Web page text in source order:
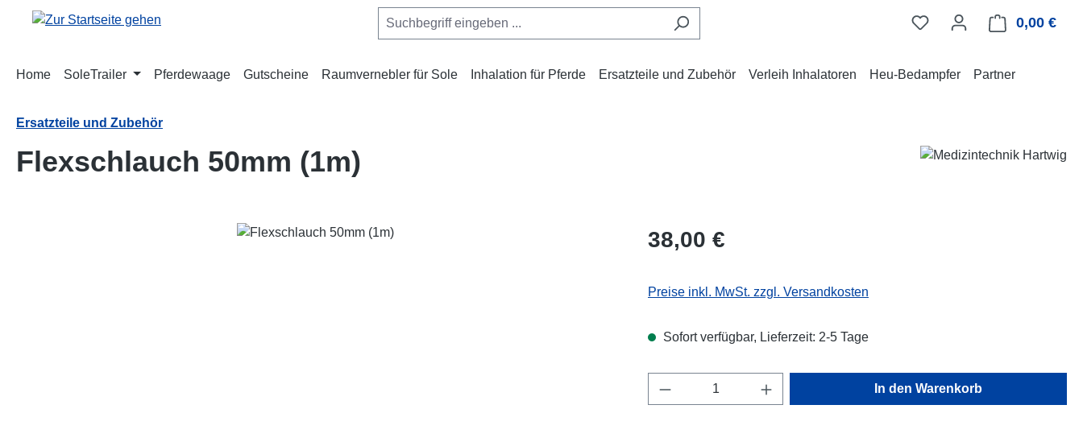
Hauptinhalt springen
Zur Suche springen
Zur Hauptnavigation springen 0,00 €
Home SoleTrailer Pferdewaage Gutscheine Raumvernebler für Sole Inhalation für Pferde Ersatzteile und Zubehör Verleih Inhalatoren Heu-Bedampfer Partner
Ersatzteile und Zubehör
Flexschlauch 50mm (1m)
Regulärer Preis:
38,00 €
Preise inkl. MwSt. zzgl. Versandkosten
Sofort verfügbar, Lieferzeit: 2-5 Tage
Produkt Anzahl: Gib den gewünschten Wert ein
In den Warenkorb